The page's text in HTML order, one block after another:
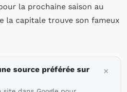
la prochaine saison au
la capitale trouve son fameux
source préférée sur